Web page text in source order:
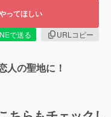
ってほしい
で送る
URLコピー
人の聖地に！